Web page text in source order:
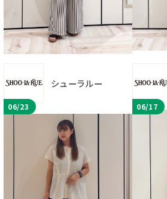
シューラルー
06/23 06/17